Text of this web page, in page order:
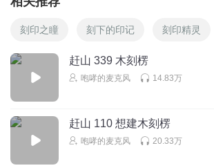
刻印之瞳 刻下的印记 刻印精灵
赶山 339 木刻楞
咆哮的麦克风 14.83万
赶山 110 想建木刻楞
咆哮的麦克风 20.33万